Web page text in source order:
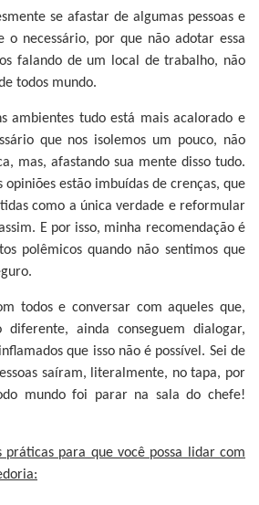
se afastar de algumas pessoas e
o necessário, por que não adotar essa
falando de um local de trabalho, não
todos mundo.
ambientes tudo está mais acalorado e
que nos isolemos um pouco, não
mas, afastando sua mente disso tudo.
opiniões estão imbuídas de crenças, que
como a única verdade e reformular
E por isso, minha recomendação é
polêmicos quando não sentimos que
todos e conversar com aqueles que,
diferente, ainda conseguem dialogar,
que isso não é possível. Sei de
saíram, literalmente, no tapa, por
mundo foi parar na sala do chefe!
práticas para que você possa lidar com